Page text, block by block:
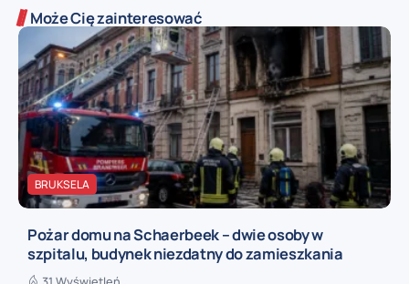
Może Cię zainteresować
BRUKSELA
Pożar domu na Schaerbeek – dwie osoby w
szpitalu, budynek niezdatny do zamieszkania